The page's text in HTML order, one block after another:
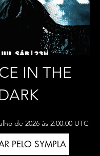
IN THE
de 2026 às 2:00:00 UTC
PELO SYMPLA